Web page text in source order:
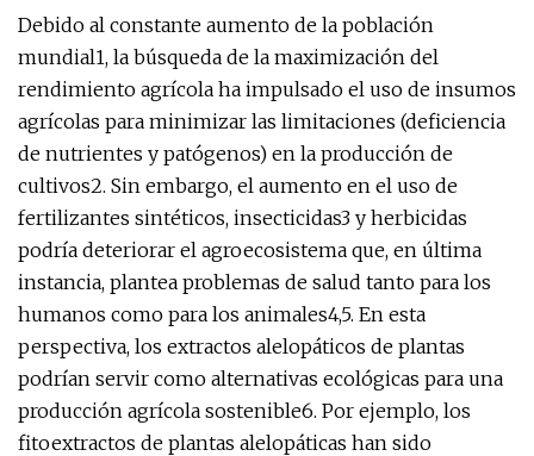
Debido al constante aumento de la población
mundial1, la búsqueda de la maximización del
rendimiento agrícola ha impulsado el uso de insumos
agrícolas para minimizar las limitaciones (deficiencia
de nutrientes y patógenos) en la producción de
cultivos2. Sin embargo, el aumento en el uso de
fertilizantes sintéticos, insecticidas3 y herbicidas
podría deteriorar el agroecosistema que, en última
instancia, plantea problemas de salud tanto para los
humanos como para los animales4,5. En esta
perspectiva, los extractos alelopáticos de plantas
podrían servir como alternativas ecológicas para una
producción agrícola sostenible6. Por ejemplo, los
fitoextractos de plantas alelopáticas han sido